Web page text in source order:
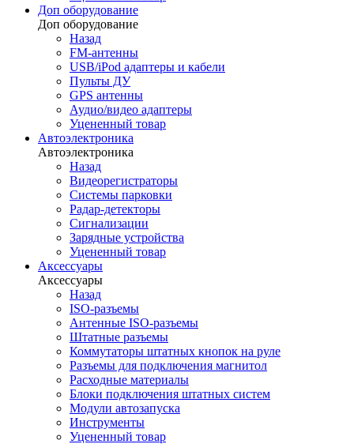
Доп оборудование
Доп оборудование
Назад
FM-антенны
USB/iPod адаптеры и кабели
Пульты ДУ
GPS антенны
Аудио/видео адаптеры
Уцененный товар
Автоэлектроника
Автоэлектроника
Назад
Видеорегистраторы
Системы парковки
Радар-детекторы
Сигнализации
Зарядные устройства
Уцененный товар
Аксессуары
Аксессуары
Назад
ISO-разъемы
Антенные ISO-разъемы
Штатные разъемы
Коммутаторы штатных кнопок на руле
Разъемы для подключения магнитол
Расходные материалы
Блоки подключения штатных систем
Модули автозапуска
Инструменты
Уцененный товар